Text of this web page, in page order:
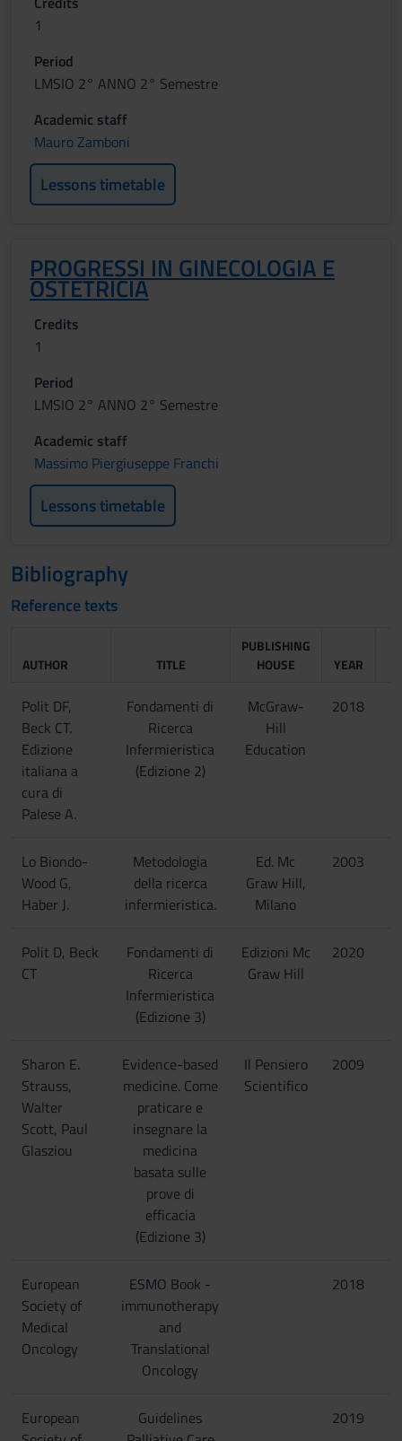
1
Period
LMSIO 2° ANNO 2° Semestre
Academic staff
Mauro Zamboni
Lessons timetable
PROGRESSI IN GINECOLOGIA E
OSTETRICIA
Credits
1
Period
LMSIO 2° ANNO 2° Semestre
Academic staff
Massimo Piergiuseppe Franchi
Lessons timetable
Bibliography
Reference texts
AUTHOR TITLE
PUBLISHING
HOUSE
YEAR
Polit DF,
Beck CT.
Edizione
italiana a
cura di
Palese A.
Fondamenti di
Ricerca
Infermieristica
(Edizione 2)
McGraw-
Hill
Education
2018
Lo Biondo-
Wood G,
Haber J.
Metodologia
della ricerca
infermieristica.
Ed. Mc
Graw Hill,
Milano
2003
Polit D, Beck
CT
Fondamenti di
Ricerca
Infermieristica
(Edizione 3)
Edizioni Mc
Graw Hill
2020
Sharon E.
Strauss,
Walter
Scott, Paul
Glasziou
Evidence-based
medicine. Come
praticare e
insegnare la
medicina
basata sulle
prove di
efficacia
(Edizione 3)
Il Pensiero
Scientifico
2009
European
Society of
Medical
Oncology
ESMO Book -
immunotherapy
and
Translational
Oncology
2018
European
Guidelines
2019